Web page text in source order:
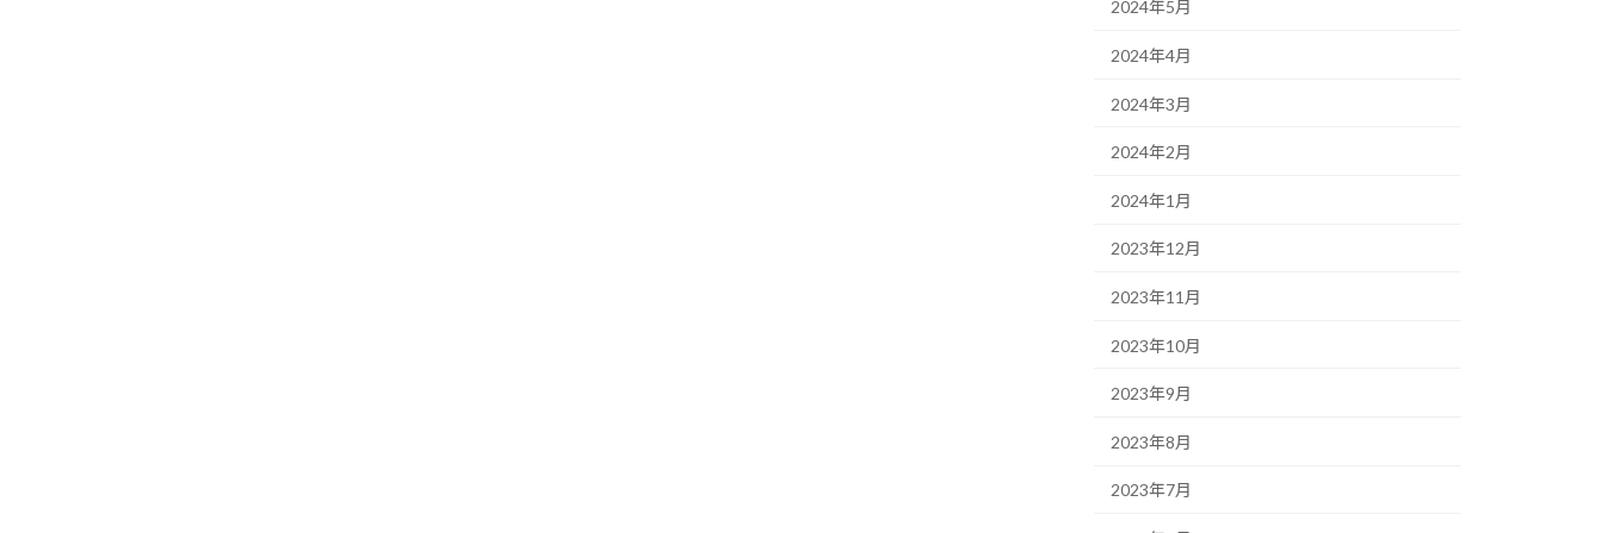
2024年5月
2024年4月
2024年3月
2024年2月
2024年1月
2023年12月
2023年11月
2023年10月
2023年9月
2023年8月
2023年7月